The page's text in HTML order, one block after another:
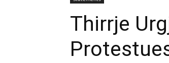
Thirrje